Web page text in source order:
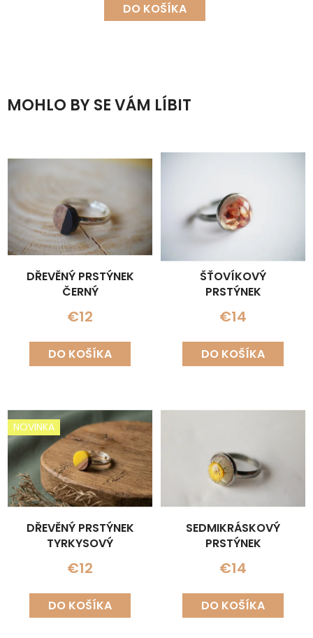
DO KOŠÍKA
MOHLO BY SE VÁM LÍBIT
DŘEVĚNÝ PRSTÝNEK
ČERNÝ
€12
DO KOŠÍKA
ŠŤOVÍKOVÝ
PRSTÝNEK
€14
DO KOŠÍKA
NOVINKA
DŘEVĚNÝ PRSTÝNEK
TYRKYSOVÝ
€12
DO KOŠÍKA
SEDMIKRÁSKOVÝ
PRSTÝNEK
€14
DO KOŠÍKA